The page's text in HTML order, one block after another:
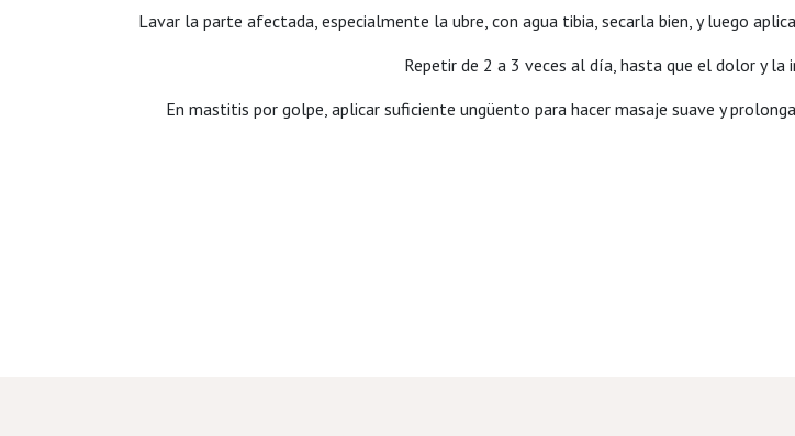
Lavar la parte afectada, especialmente la ubre, con agua tibia, secarla bien, y luego
Repetir de 2 a 3 veces al día, hasta que el dolor y
En mastitis por golpe, aplicar suficiente ungüento para hacer masaje suave y